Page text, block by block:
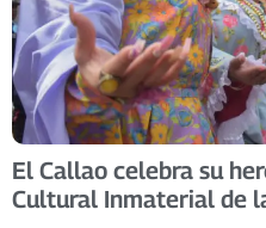
El Callao celebra su
Cultural Inmaterial de